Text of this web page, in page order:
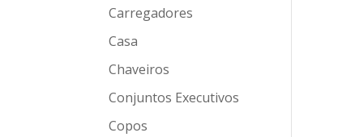
Carregadores
Casa
Chaveiros
Conjuntos Executivos
Copos